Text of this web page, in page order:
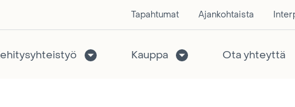
Tapahtumat Ajankohtaista
Kauppa Ota yhteyttä